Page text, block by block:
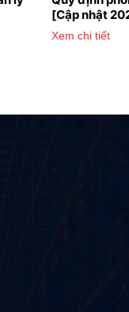
[Cập nhật
Xem chi tiết